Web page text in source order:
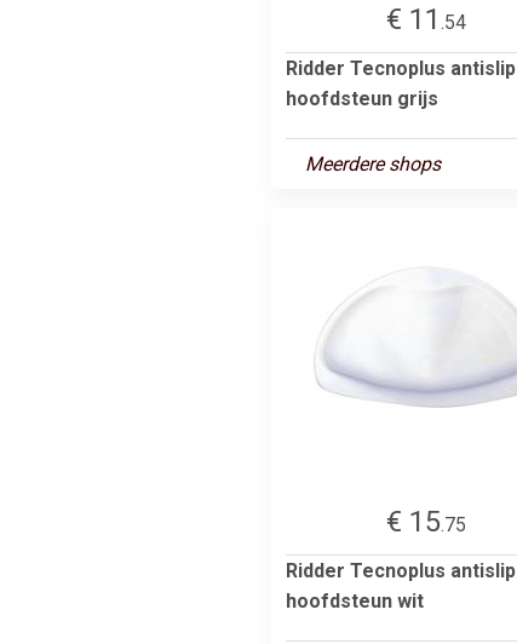
€ 11 .54
Ridder Tecnoplus antislip
hoofdsteun grijs
Meerdere shops
€ 15.75
Ridder Tecnoplus antislip
hoofdsteun wit